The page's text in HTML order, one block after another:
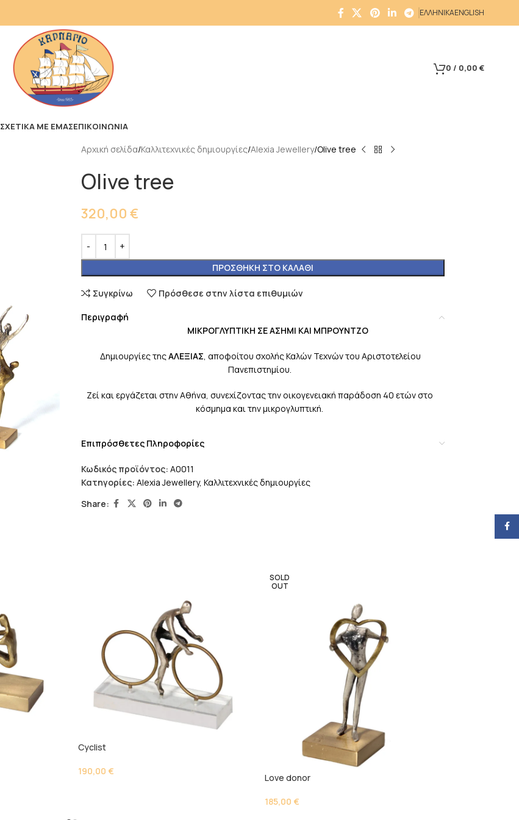
ΕΛΛΗΝΙΚΑENGLISH
0 / 0,00 €
ΣΧΕΤΙΚΑ ΜΕ ΕΜΑΣΕΠΙΚΟΙΝΩΝΙΑ
Αρχική σελίδα Καλλιτεχνικές δημιουργίες Alexia Jewellery Olive tree
Olive tree
320,00 €
ΠΡΟΣΘΉΚΗ ΣΤΟ ΚΑΛΆΘΙ
Συγκρίνω Πρόσθεσε στην λίστα επιθυμιών
Περιγραφή
ΜΙΚΡΟΓΛΥΠΤΙΚΗ ΣΕ ΑΣΗΜΙ ΚΑΙ ΜΠΡΟΥΝΤΖΟ
Δημιουργίες τηςΑΛΕΞΙΑΣ, αποφοίτου σχολής Καλών Τεχνών του Αριστοτελείου
Πανεπιστημίου.
Ζεί και εργάζεται στην Αθήνα, συνεχίζοντας την οικογενειακή παράδοση 40 ετών στο
κόσμημα και την μικρογλυπτική.
Επιπρόσθετες Πληροφορίες
Κωδικός προϊόντος: A0011
Κατηγορίες: Alexia Jewellery, Καλλιτεχνικές δημιουργίες
Share:
Cyclist
190,00 €
SOLD
OUT
Love donor
185,00 €